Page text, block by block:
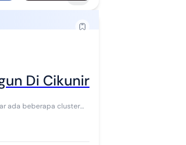
Di Cikunir Dekat
ada beberapa cluster